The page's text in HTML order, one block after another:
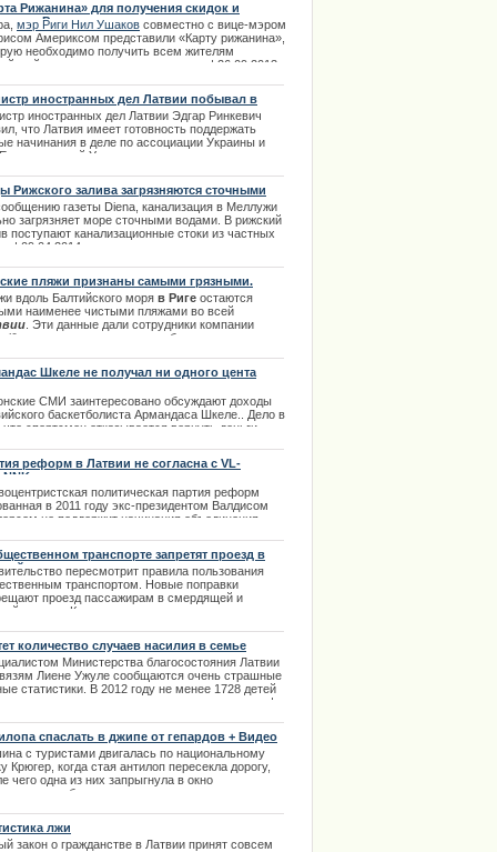
Рижанина» для получения скидок и
в Риге
мэр Риги Нил Ушаков совместно с вице-мэром
Америксом представили «Карту рижанина»,
необходимо получить всем жителям
столицы до конца этого года. | 26.09.2013
иностранных дел Латвии побывал в
иностранных дел Латвии Эдгар Ринкевич
что Латвия имеет готовность поддержать
начинания в деле по ассоциации Украины и
у властей Украины появится желание
этому подписанию.
Рижского залива загрязняются сточными
газеты Diena, канализация в Меллужи
загрязняет море сточными водами. В рижский
поступают канализационные стоки из частных
| 09.04.2014
пляжи признаны самыми грязными.
вдоль Балтийского моря в Риге остаются
наименее чистыми пляжами во всей
. Эти данные дали сотрудники компании
jūra, именно они изучали и обследовали все
не утешительными. | 07.08.2013
Шкеле не получал ни одного цента
СМИ заинтересовано обсуждают доходы
баскетболиста Армандаса Шкеле .. Дело в
спортсмен отказывается вернуть деньги,
долга 90 000 евро оспаривалась в эстонском
во время которогоШкелеотказался
реформ в Латвии не согласна с VL-
политическая партия реформ
в 2011 году экс-президентом Валдисом
не поддержит начинания объединения
памятника Воинам Освободителям в
транспорте запретят проезд в
одеждепересмотрит правила пользования
транспортом. Новые поправки
проезд пассажирам в смердящей и
одежде. Кроме того, в них запрещается
количество случаев насилия в семье
Министерства благосостояния Латвии
Лиене Ужуле сообщаются очень страшные
статистики. В 2012 году не менее 1728 детей
от применения родительского насилия. |
спаслать в джипе от гепардов + Видео
с туристами двигалась по национальному
Крюгер, когда стая антилоп пересекла дорогу,
чего одна из них запрыгнула в окно
обескуражив преследовавшего ее
лжи
закон о гражданстве в Латвии принят совсем